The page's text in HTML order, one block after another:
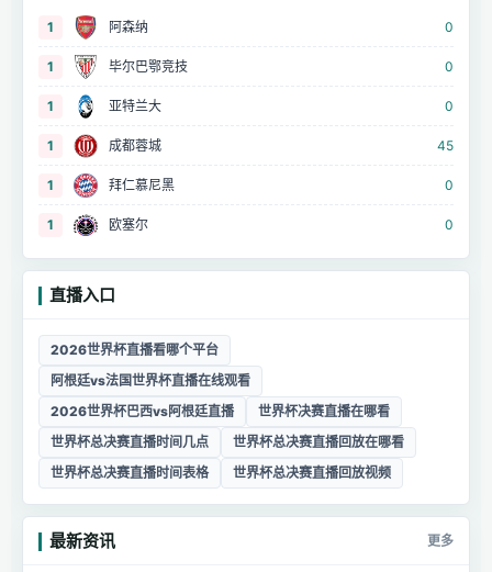
1 阿森纳 0
1 毕尔巴鄂竞技 0
1 亚特兰大 0
1 成都蓉城 45
1 拜仁慕尼黑 0
1 欧塞尔 0
直播入口
2026世界杯直播看哪个平台
阿根廷vs法国世界杯直播在线观看
2026世界杯巴西vs阿根廷直播
世界杯决赛直播在哪看
世界杯总决赛直播时间几点
世界杯总决赛直播回放在哪看
世界杯总决赛直播时间表格
世界杯总决赛直播回放视频
最新资讯 更多